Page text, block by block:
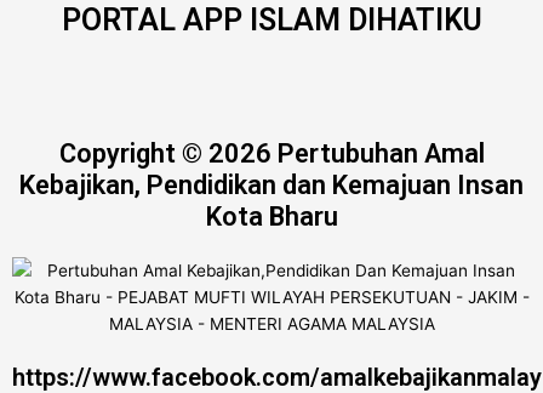
PORTAL APP ISLAM DIHATIKU
Copyright © 2026 Pertubuhan Amal
Kebajikan, Pendidikan dan Kemajuan Insan
Kota Bharu
https://www.facebook.com/